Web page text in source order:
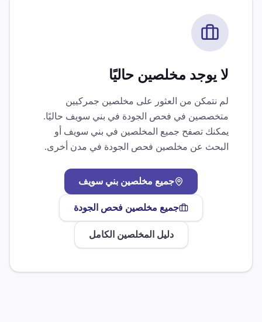
لا يوجد مخلصين حاليًا
لم نتمكن من العثور على مخلصين جمركيين
متخصصين في فحص الجودة في بني سويف حاليًا.
يمكنك تصفح جميع المخلصين في بني سويف أو
البحث عن مخلصين فحص الجودة في مدن أخرى.
جميع مخلصين بني سويف
جميع مخلصين فحص الجودة
دليل المخلصين الكامل